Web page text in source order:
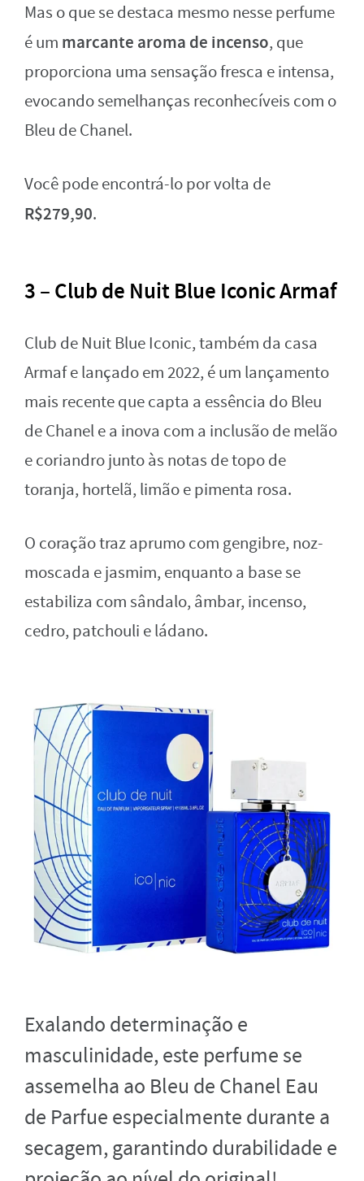
Mas o que se destaca mesmo nesse perfume
é um marcante aroma de incenso, que
proporciona uma sensação fresca e intensa,
evocando semelhanças reconhecíveis com o
Bleu de Chanel.
Você pode encontrá-lo por volta de
R$279,90.
3 – Club de Nuit Blue Iconic Armaf
Club de Nuit Blue Iconic, também da casa
Armaf e lançado em 2022, é um lançamento
mais recente que capta a essência do Bleu
de Chanel e a inova com a inclusão de melão
e coriandro junto às notas de topo de
toranja, hortelã, limão e pimenta rosa.
O coração traz aprumo com gengibre, noz-
moscada e jasmim, enquanto a base se
estabiliza com sândalo, âmbar, incenso,
cedro, patchouli e ládano.
Exalando determinação e
masculinidade, este perfume se
assemelha ao Bleu de Chanel Eau
de Parfue especialmente durante a
secagem, garantindo durabilidade e